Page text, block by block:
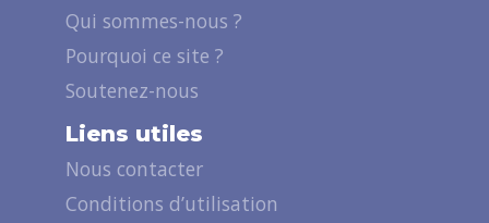
Qui sommes-nous ?
Pourquoi ce site ?
Soutenez-nous
Liens utiles
Nous contacter
Conditions d’utilisation